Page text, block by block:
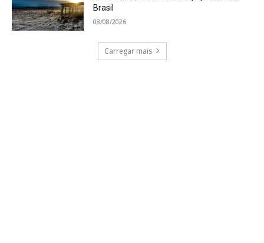
Brasil
08/08/2026
Carregar mais